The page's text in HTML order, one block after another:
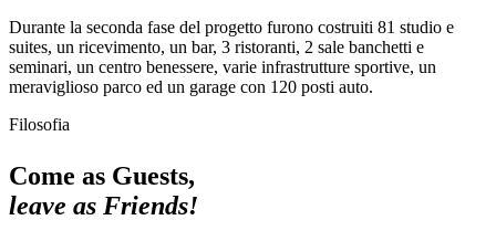
Durante la seconda fase del progetto furono costruiti 81 studio e
suites, un ricevimento, un bar, 3 ristoranti, 2 sale banchetti e
seminari, un centro benessere, varie infrastrutture sportive, un
meraviglioso parco ed un garage con 120 posti auto.
Filosofia
Come as Guests,
leave as Friends!